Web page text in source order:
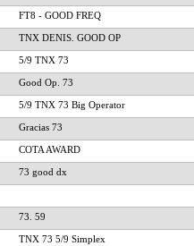
FT8 - GOOD FREQ
TNX DENIS. GOOD OP
5/9 TNX 73
Good Op. 73
5/9 TNX 73 Big Operator
Gracias 73
COTA AWARD
73 good dx
73. 59
TNX 73 5/9 Simplex